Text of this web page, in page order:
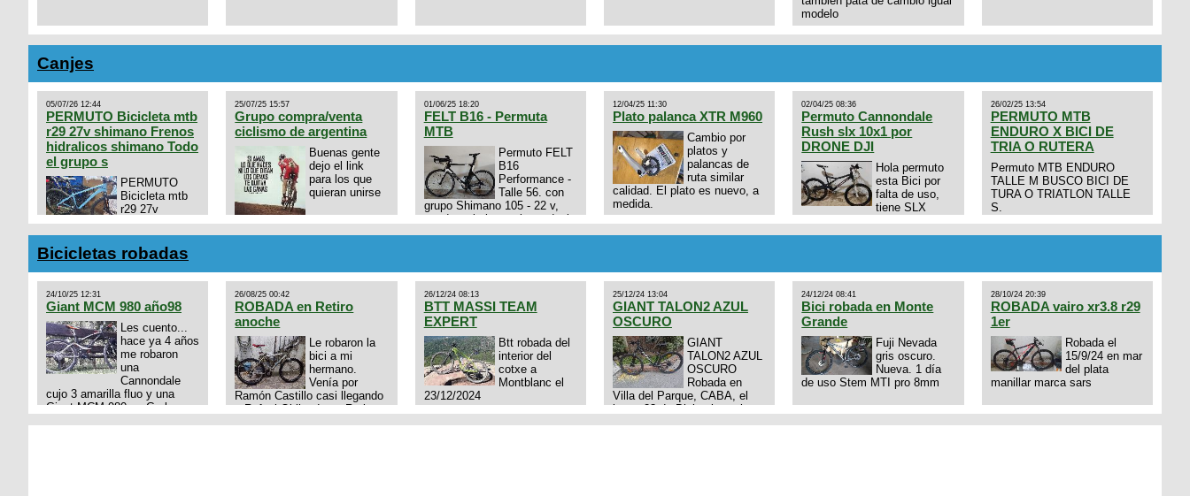
modelo
Canjes
05/07/26 12:44
PERMUTO Bicicleta mtb
r29 27v shimano Frenos
hidralicos shimano Todo
el grupo s
PERMUTO
Bicicleta mtb
r29 27v
shimano
Frenos hidralicos shimano
Todo el grupo shimano Talle
s/m Permuto x pistera o ruta
talle s o m.
25/07/25 15:57
Grupo compra/venta
ciclismo de argentina
Buenas gente
dejo el link
para los que
quieran unirse
https://chat.whatsapp.com/E4N9zhVk9wHFFzK7T345Kn?
mode=ac_t
01/06/25 18:20
FELT B16 - Permuta
MTB
Permuto FELT
B16
Performance -
Talle 56. con
grupo Shimano 105 - 22 v,
cuadro: triatlon carbono dual
12/04/25 11:30
Plato palanca XTR M960
Cambio por
platos y
palancas de
ruta similar
calidad. El plato es nuevo, a
medida.
02/04/25 08:36
Permuto Cannondale
Rush slx 10x1 por
DRONE DJI
Hola permuto
esta Bici por
falta de uso,
tiene SLX
Horquilla Axon tope de gama
por drone de la marca Dji, les
interesa 3434568861 saludos
26/02/25 13:54
PERMUTO MTB
ENDURO X BICI DE
TRIA O RUTERA
Permuto MTB ENDURO
TALLE M BUSCO BICI DE
TURA O TRIATLON TALLE
S.
Bicicletas robadas
24/10/25 12:31
Giant MCM 980 año98
Les cuento...
hace ya 4 años
me robaron
una
Cannondale
cujo 3 amarilla fluo y una
Giant MCM 980 en Gral
26/08/25 00:42
ROBADA en Retiro
anoche
Le robaron la
bici a mi
hermano.
Venía por
Ramón Castillo casi llegando
a Rafael Obligado en Retiro
26/12/24 08:13
BTT MASSI TEAM
EXPERT
Btt robada del
interior del
cotxe a
Montblanc el
23/12/2024
25/12/24 13:04
GIANT TALON2 AZUL
OSCURO
GIANT
TALON2 AZUL
OSCURO
Robada en
Villa del Parque, CABA, el
lunes 23 de Diciembre a las
24/12/24 08:41
Bici robada en Monte
Grande
Fuji Nevada
gris oscuro.
Nueva. 1 día
de uso Stem MTI pro 8mm
28/10/24 20:39
ROBADA vairo xr3.8 r29
1er
Robada el
15/9/24 en mar
del plata
manillar marca sars